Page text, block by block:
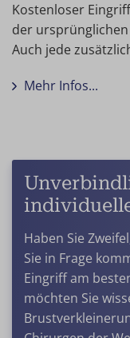
Kostenloser
der
Auch jede
Mehr Infos...
Haben Sie
Sie in Frage
Eingriff am
möchten Sie